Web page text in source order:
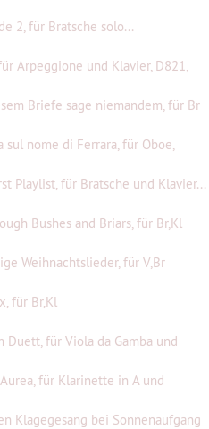
2, für Bratsche solo...
Arpeggione und Klavier, D821,
Briefe sage niemandem, für Br
sul nome di Ferrara, für Oboe,
Playlist, für Bratsche und Klavier...
Bushes and Briars, für Br,Kl
Weihnachtslieder, für V,Br
für Br,Kl
Duett, für Viola da Gamba und
für Klarinette in A und
Klagegesang bei Sonnenaufgang